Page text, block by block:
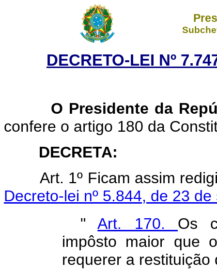
DECRETO-LEI Nº
O Presidente da
confere o artigo 180 da
DECRETA:
Art. 1º Ficam assim
Decreto-lei nº 5.844, de 23
"
Art. 170. Os
impôsto maior que
requerer a restituição